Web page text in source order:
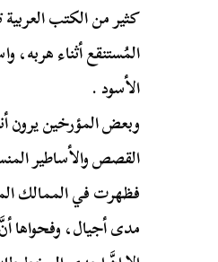
كثير من الكتب
المُستنقع أثناء هربه،
الأسود .
وبعض المؤرخين يرون
القصص والأساطير
فظهرت في الممالك
مدى أجيال، وفحواها